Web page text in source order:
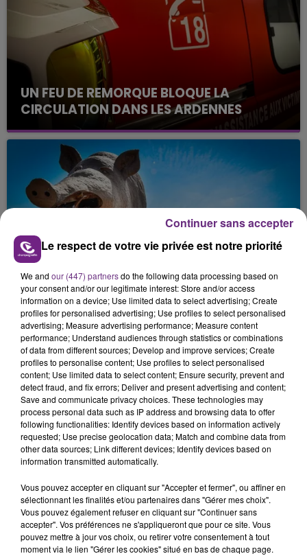
UN FEU DE REMORQUE BLOQUE LA
CIRCULATION DANS LES ARDENNES
Un feu de remorque s'est déclaré ce mercredi en
fin de matinée sur l'A34.
VENEZ FÊTER CE WEEK-END
L'ANNIVERSAIRE DE WOINIC
Ce samedi 8 août sera un grand jour :
l'anniversaire du plus gros sanglier du monde.
Une fête est donc organisée et vous êtes tous
conviés !
TITRES DIFFUSÉS
10h47
10h47
INDOCHINE
Les Nouveaux Soleils
10h44
10h44
RIHANNA FEAT. CALVIN HARRIS
We Found Love
Le respect de votre vie privée est notre priorité
We and our (447) partnersdo the following data processing based on
your consent and/or our legitimate interest: Store and/or access
information on a device; Use limited data to select advertising; Create
profiles for personalised advertising; Use profiles to select personalised
advertising; Measure advertising performance; Measure content
performance; Understand audiences through statistics or combinations
of data from different sources; Develop and improve services; Create
profiles to personalise content; Use profiles to select personalised
content; Use limited data to select content; Ensure security, prevent and
detect fraud, and fix errors; Deliver and present advertising and content;
Save and communicate privacy choices. These technologies may
process personal data such as IP address and browsing data to offer
following functionalities: Identify devices based on information actively
requested; Use precise geolocation data; Match and combine data from
other data sources; Link different devices; Identify devices based on
information transmitted automatically.
Vous pouvez accepter en cliquant sur "Accepter et fermer", ou affiner en
sélectionnant les finalités et/ou partenaires dans "Gérer mes choix".
Vous pouvez également refuser en cliquant sur "Continuer sans
accepter". Vos préférences ne s'appliqueront que pour ce site. Vous
pouvez mettre à jour vos choix, ou retirer votre consentement à tout
moment via le lien "Gérer les cookies" situé en bas de chaque page.
Continuer sans accepter